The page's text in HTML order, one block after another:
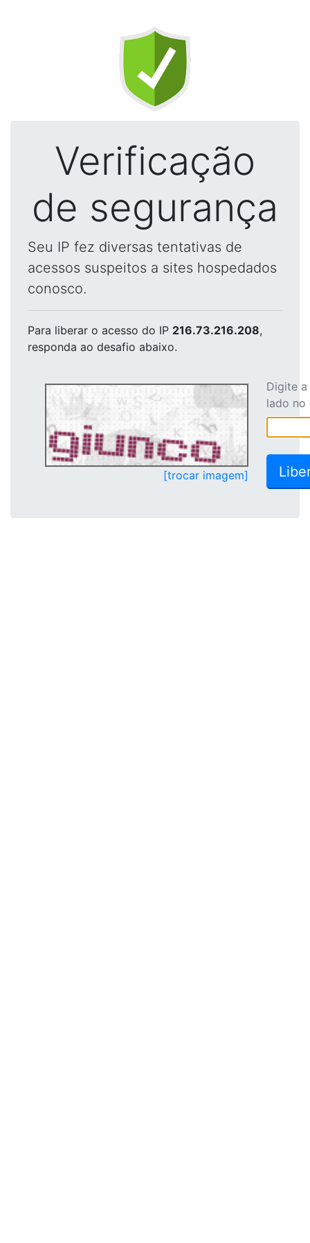
Verificação
de segurança
Seu IP fez diversas tentativas de
acessos suspeitos a sites hospedados
conosco.
Para liberar o acesso do IP 216.73.216.208,
responda ao desafio abaixo.
[trocar imagem]
Digite
lado no